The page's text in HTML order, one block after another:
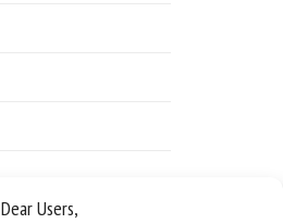
Dear Users,